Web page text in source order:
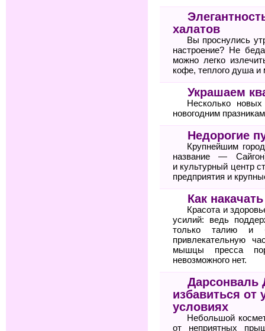
халатов
Вы проснулись
настроение? Не
можно легко
кофе, теплого душа и
Украшаем
Несколько
новогодним
Недорогие
Крупнейшим
название —
и культурный центр
предприятия и
Как
Красота и
усилий: ведь
только талию и
привлекательную
мышцы пресса
невозможного нет.
Дарсонваль
избавиться от
условиях
Небольшой
от неприятных